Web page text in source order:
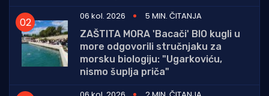
06 kol. 2026
5 MIN. ČITANJA
ZAŠTITA MORA 'Bacači' BIO kugli u
more odgovorili stručnjaku za
morsku biologiju: "Ugarkoviću,
nismo šuplja priča"